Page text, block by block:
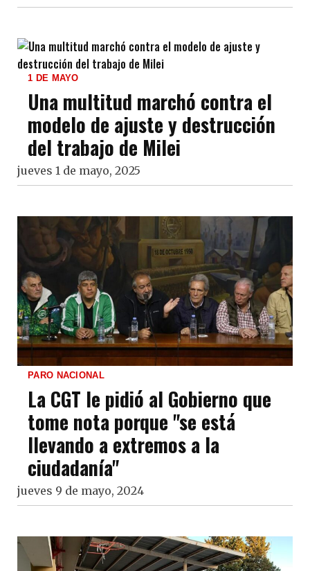
1 DE MAYO
Una multitud marchó contra el
modelo de ajuste y destrucción
del trabajo de Milei
jueves 1 de mayo, 2025
PARO NACIONAL
La CGT le pidió al Gobierno que
tome nota porque "se está
llevando a extremos a la
ciudadanía"
jueves 9 de mayo, 2024